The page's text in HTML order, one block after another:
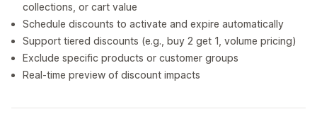
collections, or cart value
Schedule discounts to activate and expire automatically
Support tiered discounts (e.g., buy 2 get 1, volume pricing)
Exclude specific products or customer groups
Real-time preview of discount impacts